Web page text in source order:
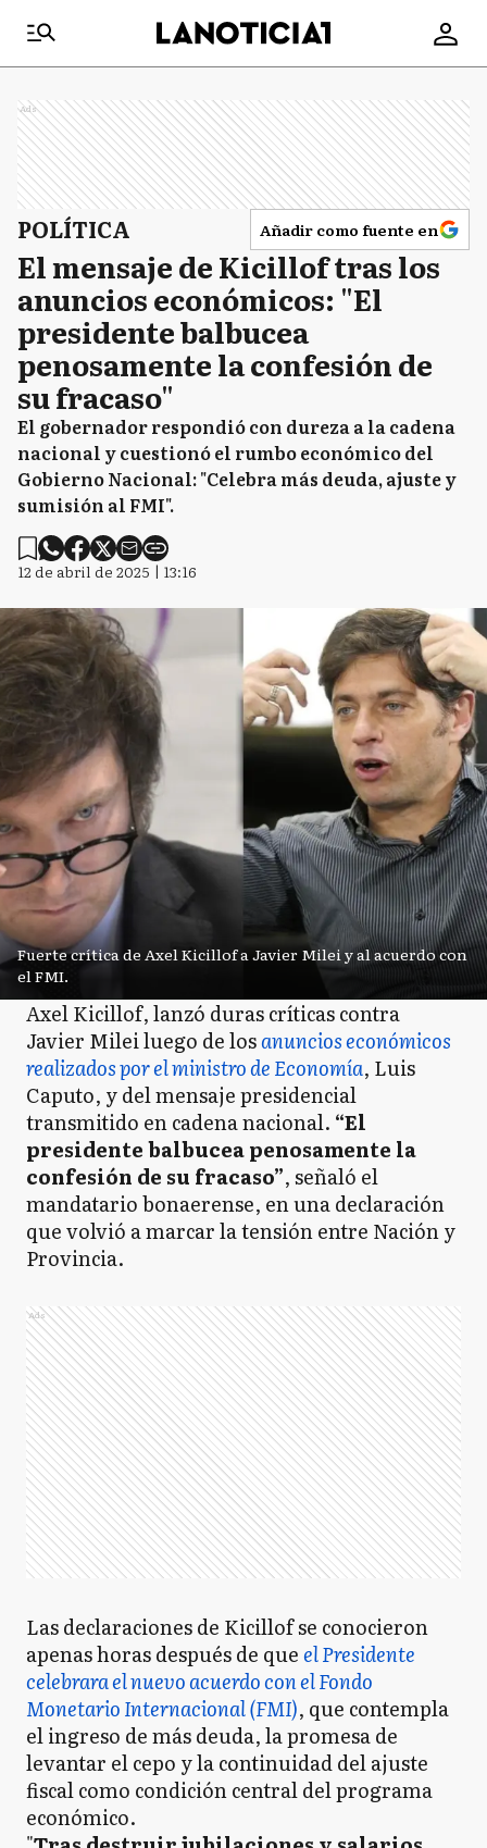
Ads
POLÍTICA Añadir como fuente en
El mensaje de Kicillof tras los
anuncios económicos: "El
presidente balbucea
penosamente la confesión de
su fracaso"
El gobernador respondió con dureza a la cadena
nacional y cuestionó el rumbo económico del
Gobierno Nacional: "Celebra más deuda, ajuste y
sumisión al FMI".
12 de abril de 2025 | 13:16
Fuerte crítica de Axel Kicillof a Javier Milei y al acuerdo con
el FMI.
Axel Kicillof, lanzó duras críticas contra
Javier Milei luego de losanuncios económicos
realizados por el ministro de Economía, Luis
Caputo, y del mensaje presidencial
transmitido en cadena nacional. “El
presidente balbucea penosamente la
confesión de su fracaso”, señaló el
mandatario bonaerense, en una declaración
que volvió a marcar la tensión entre Nación y
Provincia.
Ads
Las declaraciones de Kicillof se conocieron
apenas horas después de queel Presidente
celebrara el nuevo acuerdo con el Fondo
Monetario Internacional (FMI), que contempla
el ingreso de más deuda, la promesa de
levantar el cepo y la continuidad del ajuste
fiscal como condición central del programa
económico.